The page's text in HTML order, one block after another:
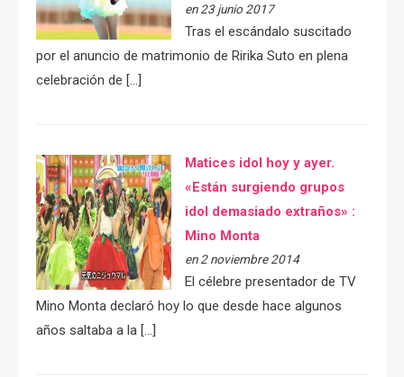
en 23 junio 2017
Tras el escándalo suscitado
por el anuncio de matrimonio de Ririka Suto en plena
celebración de […]
Matices idol hoy y ayer.
«Están surgiendo grupos
idol demasiado extraños» :
Mino Monta
en 2 noviembre 2014
El célebre presentador de TV
Mino Monta declaró hoy lo que desde hace algunos
años saltaba a la […]